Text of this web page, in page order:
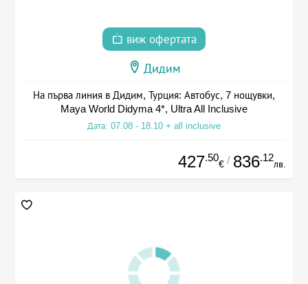
виж офертата
Дидим
На първа линия в Дидим, Турция: Автобус, 7 нощувки,
Maya World Didyma 4*, Ultra All Inclusive
Дата: 07.08 - 18.10 + all inclusive
427.50
€ / 836.12
лв.